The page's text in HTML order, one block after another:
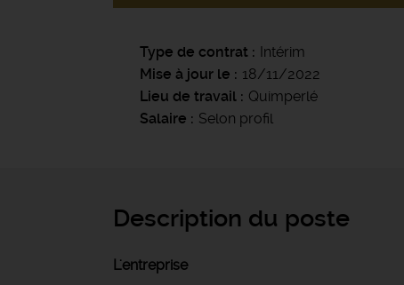
Type de contrat
Intérim
Mise à jour le
18/11/2022
Lieu de travail
Quimperlé
Salaire
Selon profil
Description du poste
L'entreprise